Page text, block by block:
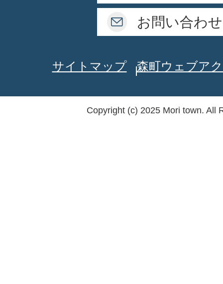
お問い合わせ
サイトマップ 森町ウェブア
Copyright (c) 2025 Mori town. All